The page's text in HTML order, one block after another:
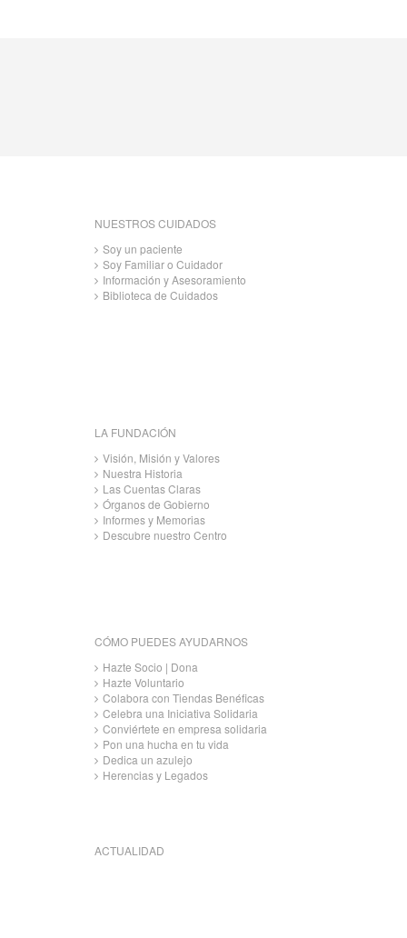
NUESTROS CUIDADOS
Soy un paciente
Soy Familiar o Cuidador
Información y Asesoramiento
Biblioteca de Cuidados
LA FUNDACIÓN
Visión, Misión y Valores
Nuestra Historia
Las Cuentas Claras
Órganos de Gobierno
Informes y Memorias
Descubre nuestro Centro
CÓMO PUEDES AYUDARNOS
Hazte Socio | Dona
Hazte Voluntario
Colabora con Tiendas Benéficas
Celebra una Iniciativa Solidaria
Conviértete en empresa solidaria
Pon una hucha en tu vida
Dedica un azulejo
Herencias y Legados
ACTUALIDAD